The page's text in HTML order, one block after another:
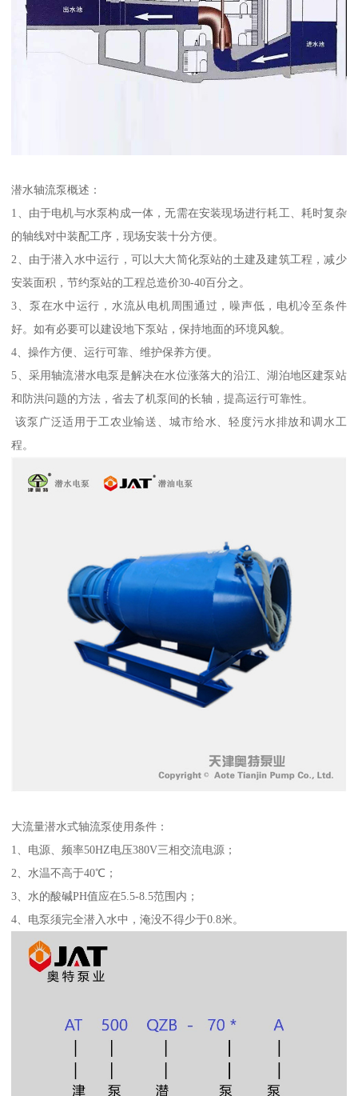
潜水轴流泵概述：
1、由于电机与水泵构成一体，无需在安装现场进行耗工、耗时复杂
的轴线对中装配工序，现场安装十分方便。
2、由于潜入水中运行，可以大大简化泵站的土建及建筑工程，减少
安装面积，节约泵站的工程总造价30-40百分之。
3、泵在水中运行，水流从电机周围通过，噪声低，电机冷至条件
好。如有必要可以建设地下泵站，保持地面的环境风貌。
4、操作方便、运行可靠、维护保养方便。
5、采用轴流潜水电泵是解决在水位涨落大的沿江、湖泊地区建泵站
和防洪问题的方法，省去了机泵间的长轴，提高运行可靠性。
该泵广泛适用于工农业输送、城市给水、轻度污水排放和调水工
程。
大流量潜水式轴流泵使用条件：
1、电源、频率50HZ电压380V三相交流电源；
2、水温不高于40℃；
3、水的酸碱PH值应在5.5-8.5范围内；
4、电泵须完全潜入水中，淹没不得少于0.8米。